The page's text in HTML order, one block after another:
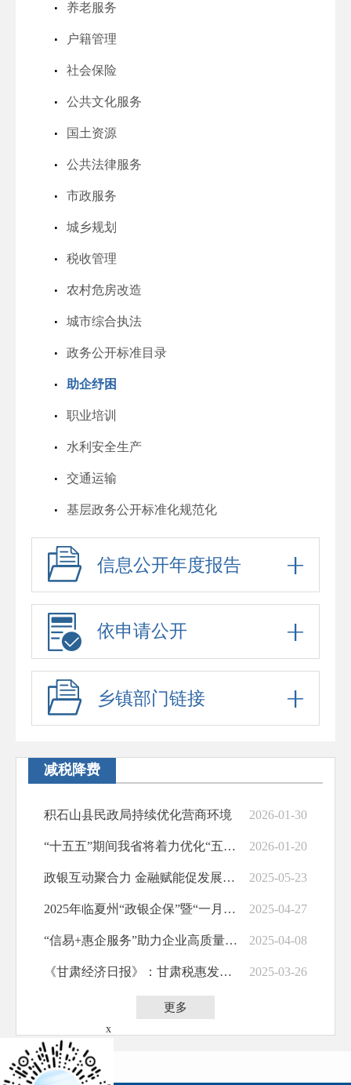
养老服务
户籍管理
社会保险
公共文化服务
国土资源
公共法律服务
市政服务
城乡规划
税收管理
农村危房改造
城市综合执法
政务公开标准目录
助企纾困
职业培训
水利安全生产
交通运输
基层政务公开标准化规范化
信息公开年度报告
依申请公开
乡镇部门链接
减税降费
积石山县民政局持续优化营商环境 2026-01-30
“十五五”期间我省将着力优化“五个市场环境” 2026-01-20
政银互动聚合力 金融赋能促发展——积石山县召开“优化营商环境 助力实体经济发展”联席会议 2025-05-23
2025年临夏州“政银企保”暨“一月一链”融资促进会召开 2025-04-27
“信易+惠企服务”助力企业高质量发展 2025-04-08
《甘肃经济日​报》：甘肃税惠发力 民企活力绽放 2025-03-26
更多
x